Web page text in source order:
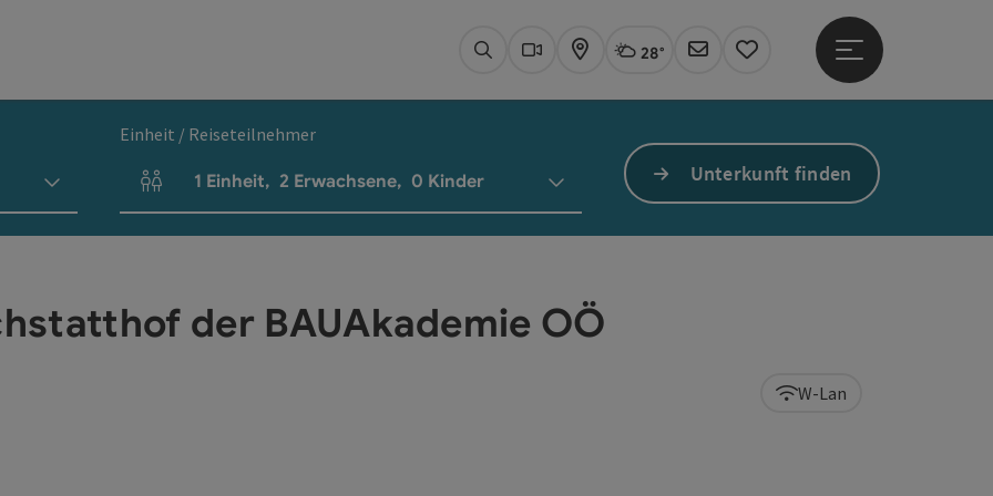
SuchenWebcams
KarteAktuelles Wetter Linz, wolkig
28°
Newsletter
Merkzettel
Hauptmenü öffnen
Einheit / Reiseteilnehmer
Einheitenanzahl und Personenfelder
1 Einheit, 2 Erwachsene, 0 Kinder Unterkunft finden
der BAUAkademie OÖ
W-Lan